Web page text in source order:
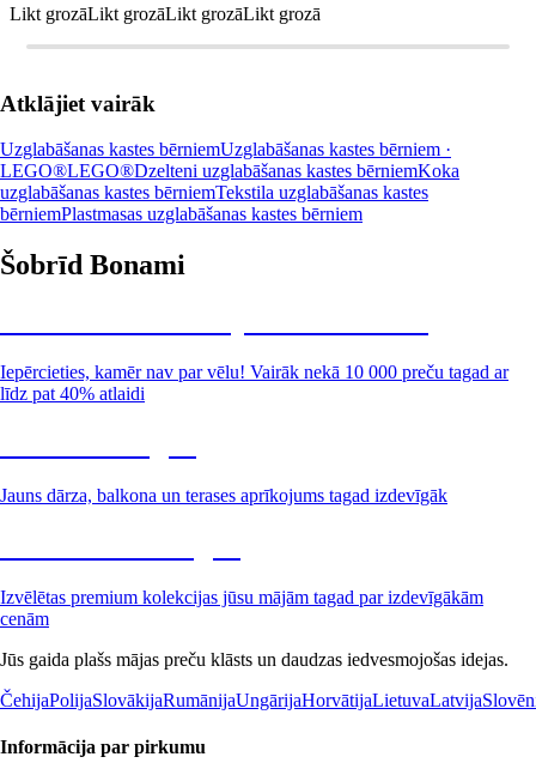
Likt grozāLikt grozāLikt grozāLikt grozā
Atklājiet vairāk
Uzglabāšanas kastes bērniemUzglabāšanas kastes bērniem ·
LEGO®LEGO®Dzelteni uzglabāšanas kastes bērniemKoka
uzglabāšanas kastes bērniemTekstila uzglabāšanas kastes
bērniemPlastmasas uzglabāšanas kastes bērniem
Šobrīd Bonami
Iepērcieties, kamēr nav par vēlu! Vairāk nekā 10 000 preču tagad ar
līdz pat 40% atlaidi
Jauns dārza, balkona un terases aprīkojums tagad izdevīgāk
Izvēlētas premium kolekcijas jūsu mājām tagad par izdevīgākām
cenām
Jūs gaida plašs mājas preču klāsts un daudzas iedvesmojošas idejas.
ČehijaPolijaSlovākijaRumānijaUngārijaHorvātijaLietuvaLatvija
Informācija par pirkumu